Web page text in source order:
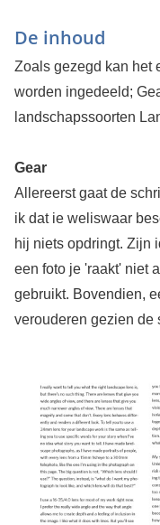
De inhoud
Zoals gezegd kan het
worden ingedeeld;
landschapssoorten
Gear
Allereerst gaat de
ik dat ie weliswaar
hij niets opdringt. Zijn
een foto je 'raakt' niet
gebruikt. Bovendien,
verouderen gezien de